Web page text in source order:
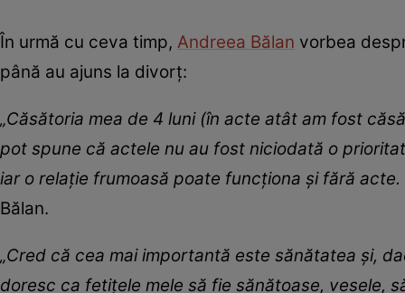
În urmă cu ceva timp, Andreea Bălan vorbea
până au ajuns la divorț:
„Căsătoria mea de 4 luni (în acte atât am fost
pot spune că actele nu au fost niciodată o
iar o relație frumoasă poate funcționa și fără
Bălan.
„Cred că cea mai importantă este sănătatea și,
doresc ca fetițele mele să fie sănătoase, vesele,